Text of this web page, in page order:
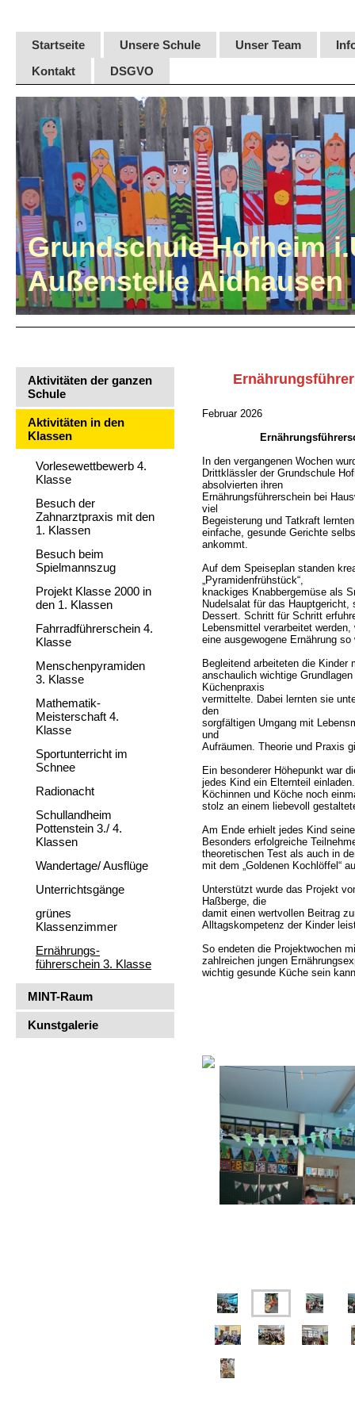
Startseite Unsere Schule Unser Team
Kontakt
DSGVO
Grundschule Hofheim
Außenstelle Aidhausen
Aktivitäten der ganzen
Schule
Aktivitäten in den
Klassen
Vorlesewettbewerb 4.
Klasse
Besuch der
Zahnarztpraxis mit den
1. Klassen
Besuch beim
Spielmannszug
Projekt Klasse 2000 in
den 1. Klassen
Fahrradführerschein 4.
Klasse
Menschenpyramiden
3. Klasse
Mathematik-
Meisterschaft 4.
Klasse
Sportunterricht im
Schnee
Radionacht
Schullandheim
Pottenstein 3./ 4.
Klassen
Wandertage/ Ausflüge
Unterrichtsgänge
grünes
Klassenzimmer
Ernährungs-
führerschein 3. Klasse
MINT-Raum
Kunstgalerie
Februar 2026
In den vergangenen Wochen
Drittklässler der Grundschule
absolvierten ihren
Ernährungsführerschein bei
viel
Begeisterung und Tatkraft
einfache, gesunde Gerichte
ankommt.
Auf dem Speiseplan standen
„Pyramidenfrühstück“,
knackiges Knabbergemüse als
Nudelsalat für das
Dessert. Schritt für Schritt
Lebensmittel verarbeitet
eine ausgewogene Ernährung
Begleitend arbeiteten die Kinder
anschaulich wichtige
Küchenpraxis
vermittelte. Dabei lernten sie
den
sorgfältigen Umgang mit
und
Aufräumen. Theorie und Praxis
Ein besonderer Höhepunkt war
jedes Kind ein Elternteil
Köchinnen und Köche noch
stolz an einem liebevoll
Am Ende erhielt jedes Kind
Besonders erfolgreiche
theoretischen Test als auch in
mit dem „Goldenen Kochlöffel“
Unterstützt wurde das Projekt
Haßberge, die
damit einen wertvollen Beitrag
Alltagskompetenz der Kinder
So endeten die Projektwochen
zahlreichen jungen
wichtig gesunde Küche sein